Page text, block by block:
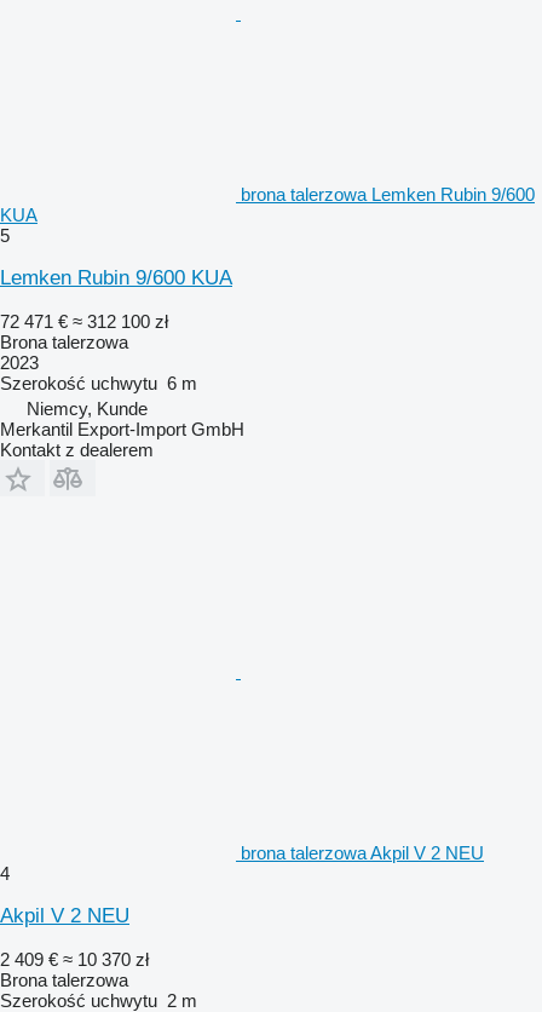
brona talerzowa Lemken Rubin 9/600
KUA
5
Lemken Rubin 9/600 KUA
72 471 € ≈ 312 100 zł
Brona talerzowa
2023
Szerokość uchwytu 6 m
Niemcy, Kunde
Merkantil Export-Import GmbH
Kontakt z dealerem
brona talerzowa Akpil V 2 NEU
4
Akpil V 2 NEU
2 409 € ≈ 10 370 zł
Brona talerzowa
Szerokość uchwytu 2 m